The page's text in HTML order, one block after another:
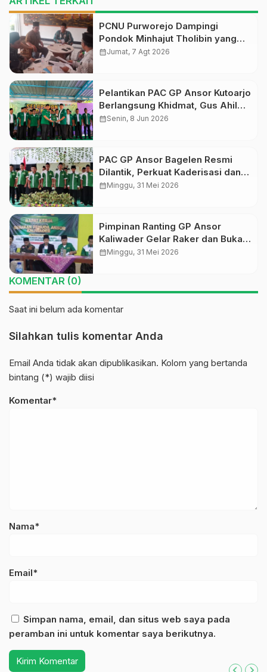
PCNU Purworejo Dampingi
Pondok Minhajut Tholibin yang
Terancam Dieksekusi Pengadilan
calendar_monthJumat, 7 Agt 2026
Pelantikan PAC GP Ansor Kutoarjo
Berlangsung Khidmat, Gus Ahil
Ingatkan Ansor Harus Bermanfaat
calendar_monthSenin, 8 Jun 2026
PAC GP Ansor Bagelen Resmi
Dilantik, Perkuat Kaderisasi dan
Khidmah untuk Masyarakat
calendar_monthMinggu, 31 Mei 2026
Pimpinan Ranting GP Ansor
Kaliwader Gelar Raker dan Buka
Selapanan Rijalul Ansor, Perkuat
calendar_monthMinggu, 31 Mei 2026
KOMENTAR (0)
Saat ini belum ada komentar
Silahkan tulis komentar Anda
Email Anda tidak akan dipublikasikan. Kolom yang bertanda
bintang (*) wajib diisi
Komentar*
Nama*
Email*
Simpan nama, email, dan situs web saya pada
peramban ini untuk komentar saya berikutnya.